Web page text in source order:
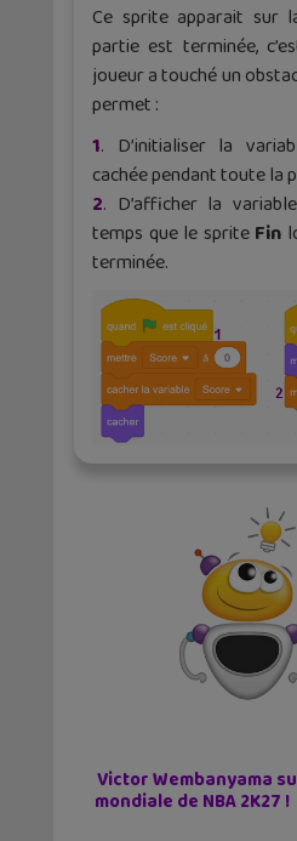
Ce sprite apparait sur
partie est terminée,
joueur a touché un
permet :
1. D’initialiser la
cachée pendant toute la
2. D’afficher la variable
temps que le sprite Fin
terminée.
Victor Wembanyama
mondiale de NBA 2K27 !